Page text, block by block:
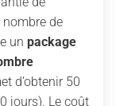
de
un package
d’obtenir 50
jours). Le coût